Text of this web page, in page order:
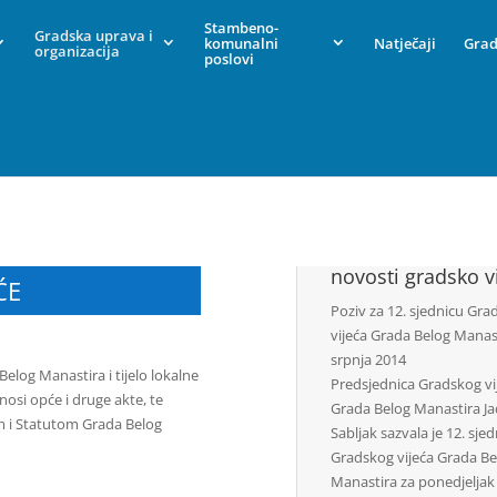
Gradska uprava i
organizacija
Stambeno-
komunalni
poslovi
Natječaji
Manastira i tijelo lokalne
opće i druge akte, te
i Statutom Grada Belog
novosti gradsko
Poziv za 12. sjednicu
vijeća Grada Belog
srpnja 2014
Predsjednica Gradskog
Grada Belog Manastira
Sabljak sazvala je 12.
Gradskog vijeća Grada
Manastira za ponedjeljak